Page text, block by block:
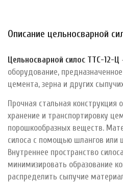
Описание цельносварной
Цельносварной силос ТТС-12-Ц
оборудование,
цемента, зерна и других
Прочная стальная конструкция
хранение и транспортировку
порошкообразных веществ.
силоса с помощью шлангов или
Внутреннее пространство
минимизировать образование
распределить сыпучие